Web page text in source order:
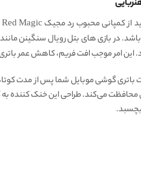
این امر موجب افت فریم، کاهش عمر
باتری گوشی موبایل شما پس از